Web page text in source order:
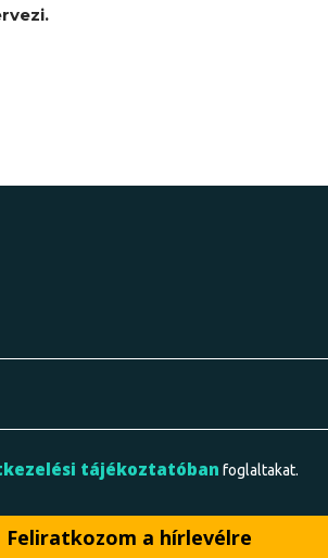
tájékoztatóban foglaltakat.